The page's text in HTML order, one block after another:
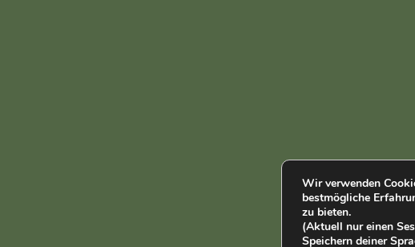
Wir verwenden
bestmögliche
zu bieten.
(Aktuell nur einen
Speichern deiner